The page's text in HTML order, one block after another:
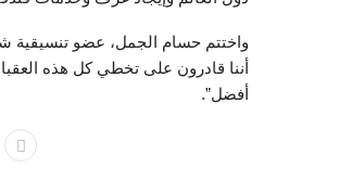
واختتم حسام الجمل، عضو تنسيقية
أننا قادرون على تخطي كل هذه
أفضل”.